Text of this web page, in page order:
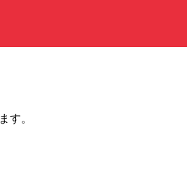
す。